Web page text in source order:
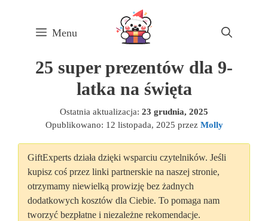
Menu
25 super prezentów dla 9-
latka na święta
Ostatnia aktualizacja: 23 grudnia, 2025
Opublikowano: 12 listopada, 2025 przez Molly
GiftExperts działa dzięki wsparciu czytelników. Jeśli
kupisz coś przez linki partnerskie na naszej stronie,
otrzymamy niewielką prowizję bez żadnych
dodatkowych kosztów dla Ciebie. To pomaga nam
tworzyć bezpłatne i niezależne rekomendacje.